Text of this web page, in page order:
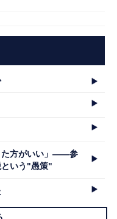
た方がいい」――参
という"愚策"